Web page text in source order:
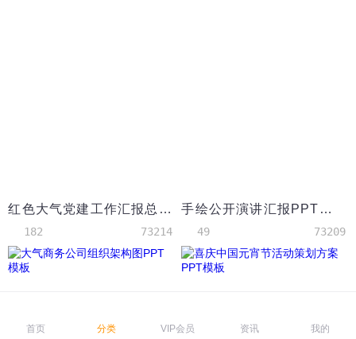
红色大气党建工作汇报总结PPT模板
182 73214
手绘公开演讲汇报PPT模板
49 73209
首页 分类 VIP会员 资讯 我的